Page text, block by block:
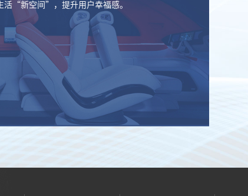
活“新空间”，提升用户幸福感。